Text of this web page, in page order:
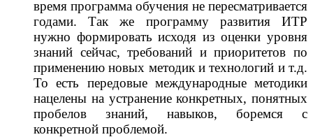
время программа обучения не пересматривается
годами. Так же программу развития ИТР
нужно формировать исходя из оценки уровня
знаний сейчас, требований и приоритетов по
применению новых методик и технологий и т.д.
То есть передовые международные методики
нацелены на устранение конкретных, понятных
пробелов знаний, навыков, боремся с
конкретной проблемой.